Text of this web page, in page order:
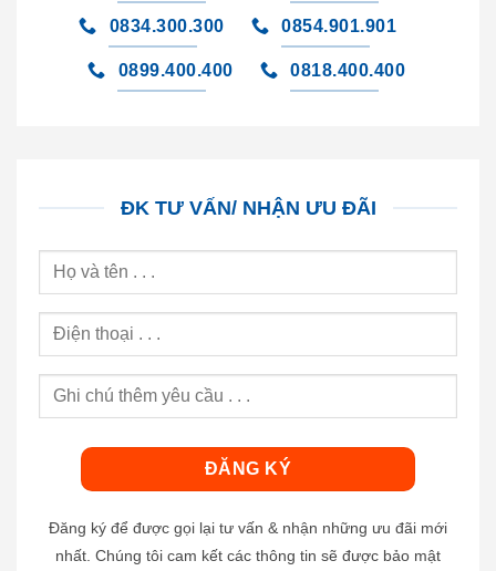
0834.300.300 0854.901.901
0899.400.400 0818.400.400
ĐK TƯ VẤN/ NHẬN ƯU ĐÃI
Đăng ký để được gọi lại tư vấn & nhận những ưu đãi mới
nhất. Chúng tôi cam kết các thông tin sẽ được bảo mật